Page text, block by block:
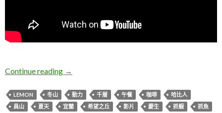
Continue reading 宜蘭夏天慶生親子一日遊影片
→
LEMON 冬山 動力 千層 午餐 咖啡
哈比人
員山
夏天 宜蘭 希望之丘 影片 慶生 抓蝦
抓魚